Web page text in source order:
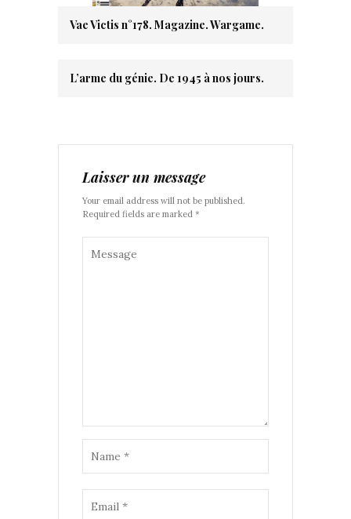
Vae Victis n°178. Magazine. Wargame.
L’arme du génie. De 1945 à nos jours.
Laisser un message
Your email address will not be published.
Required fields are marked *